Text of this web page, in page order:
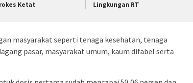
Ketat
Lingkungan RT
masyarakat seperti tenaga kesehatan, tenaga
pasar, masyarakat umum, kaum difabel serta